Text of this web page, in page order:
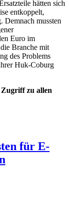
hätten sich
entkoppelt,
Demnach mussten
Euro im
Branche mit
des Problems
Huk-Coburg
zu allen
für E-